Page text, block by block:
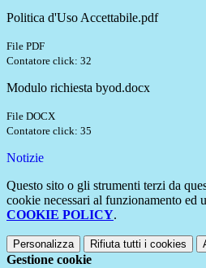
Politica d'Uso Accettabile.pdf
File PDF
Contatore click: 32
Modulo richiesta byod.docx
File DOCX
Contatore click: 35
Notizie
Questo sito o gli strumenti terzi da
cookie necessari al funzionamento ed
COOKIE POLICY.
Personalizza Rifiuta tutti i cookies
Gestione cookie